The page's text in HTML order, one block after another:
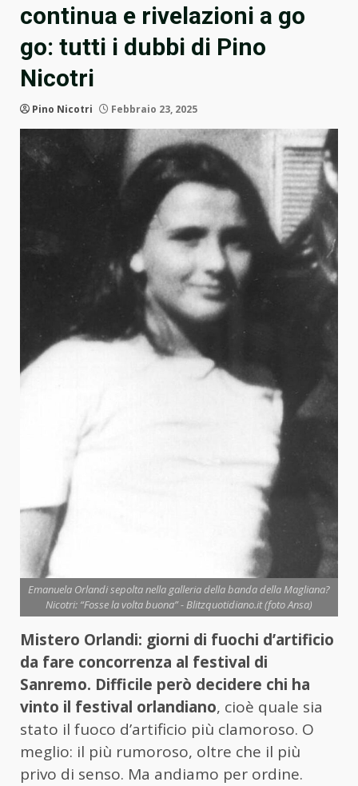
continua e rivelazioni a go
go: tutti i dubbi di Pino
Nicotri
Pino Nicotri Febbraio 23, 2025
Emanuela Orlandi sepolta nella galleria della banda della Magliana?
Nicotri: “Fosse la volta buona” - Blitzquotidiano.it (foto Ansa)
Mistero Orlandi: giorni di fuochi d’artificio
da fare concorrenza al festival di
Sanremo. Difficile però decidere chi ha
vinto il festival orlandiano, cioè quale sia
stato il fuoco d’artificio più clamoroso. O
meglio: il più rumoroso, oltre che il più
privo di senso. Ma andiamo per ordine.